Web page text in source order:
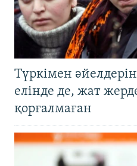
Түркімен
елінде де, жат
қорғалмаған